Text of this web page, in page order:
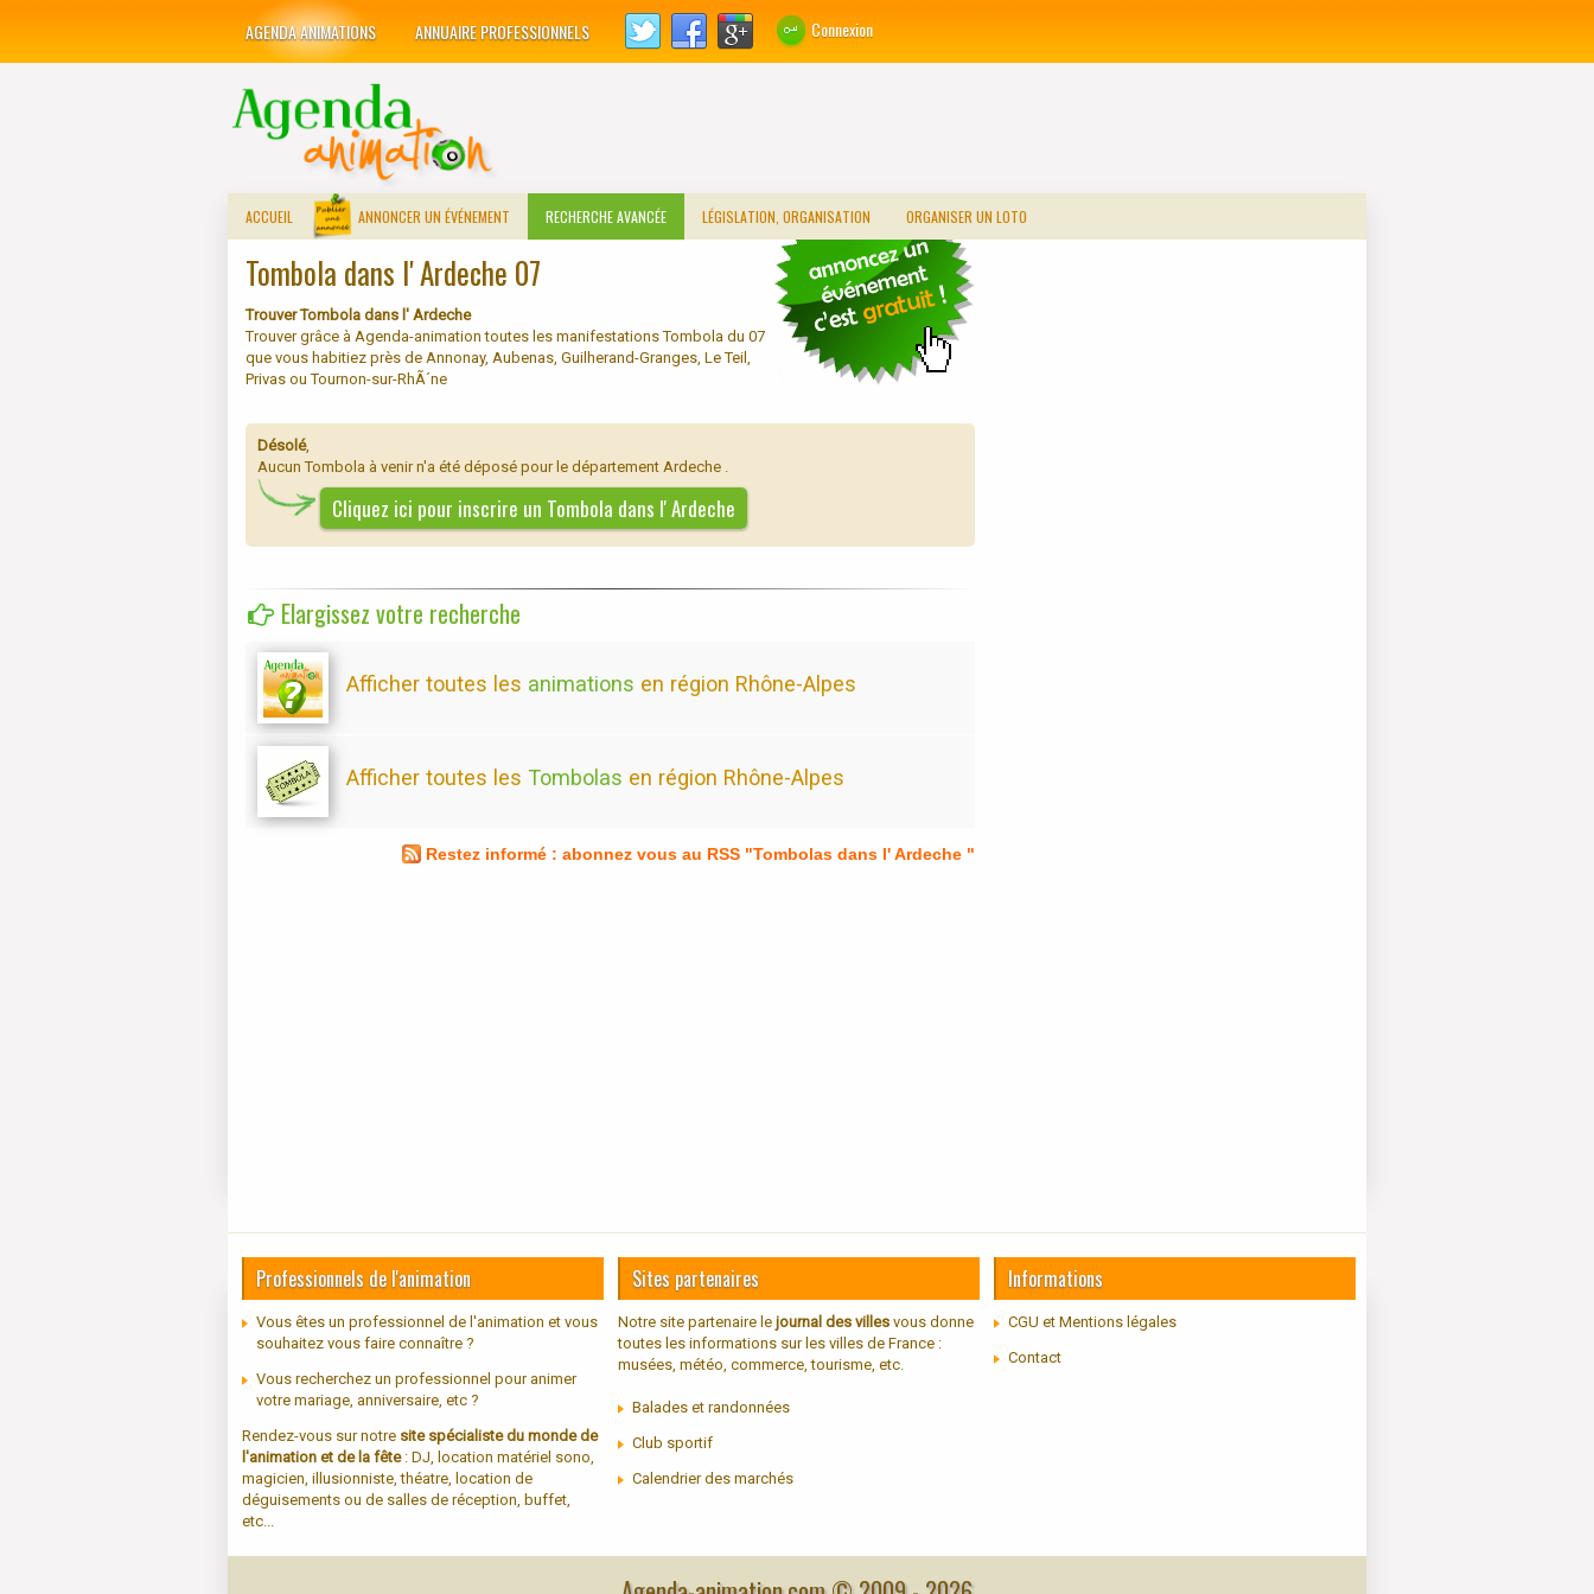
AGENDA ANIMATIONS ANNUAIRE PROFESSIONNELS Connexion
ACCUEIL ANNONCER UN ÉVÉNEMENT RECHERCHE AVANCÉE LÉGISLATION, ORGANISATION ORGANISER UN LOTO
Tombola dans l' Ardeche 07
Trouver Tombola dans l' Ardeche
Trouver grâce à Agenda-animation toutes les manifestations Tombola du 07
que vous habitiez près de Annonay, Aubenas, Guilherand-Granges, Le Teil,
Privas ou Tournon-sur-RhÃ´ne
Désolé,
Aucun Tombola à venir n'a été déposé pour le département Ardeche .
Cliquez ici pour inscrire un Tombola dans l' Ardeche
Elargissez votre recherche
Afficher toutes les animations en région Rhône-Alpes
Afficher toutes les Tombolas en région Rhône-Alpes
Restez informé : abonnez vous au RSS "Tombolas dans l' Ardeche "
Professionnels de l'animation
Vous êtes un professionnel de l'animation et vous
souhaitez vous faire connaître ?
Vous recherchez un professionnel pour animer
votre mariage, anniversaire, etc ?
Rendez-vous sur notre site spécialiste du monde de
l'animation et de la fête: DJ, location matériel sono,
magicien, illusionniste, théatre, location de
déguisements ou de salles de réception, buffet,
etc...
Sites partenaires
Notre site partenaire le journal des villes vous donne
toutes les informations sur les villes de France :
musées, météo, commerce, tourisme, etc.
Balades et randonnées
Club sportif
Calendrier des marchés
Informations
CGU et Mentions légales
Contact